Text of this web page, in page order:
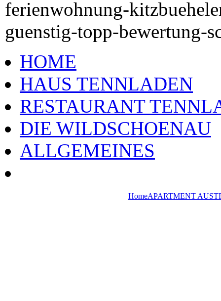
HOME
HAUS TENNLADEN
RESTAURANT
DIE WILDSCHOENAU
ALLGEMEINES
HomeAPARTMENT